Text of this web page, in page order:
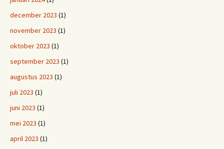
december 2023 (1)
november 2023 (1)
oktober 2023 (1)
september 2023 (1)
augustus 2023 (1)
juli 2023 (1)
juni 2023 (1)
mei 2023 (1)
april 2023 (1)